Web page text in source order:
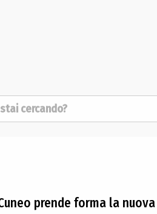
prende forma la